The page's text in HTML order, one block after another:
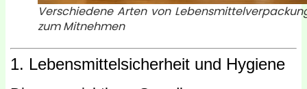
Verschiedene Arten von
zum Mitnehmen
1. Lebensmittelsicherheit und Hygiene